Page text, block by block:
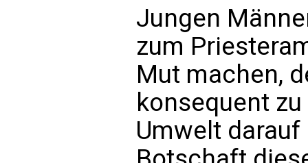
Jungen
zum
Mut machen,
konsequent
Umwelt darauf